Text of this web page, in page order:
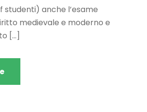
studenti) anche l’esame
medievale e moderno e
[…]